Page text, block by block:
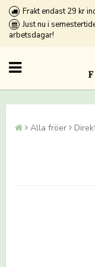
Frakt endast 29 kr
Just nu i
arbetsdagar!
Alla fröer